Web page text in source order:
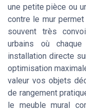
une petite pièce ou
contre le mur
souvent très
urbains où
installation directe
optimisation
valeur vos objets
de rangement
le meuble mural